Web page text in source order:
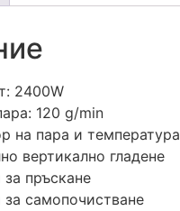
2400W
120 g/min
на пара и температура
вертикално гладене
пръскане
самопочистване